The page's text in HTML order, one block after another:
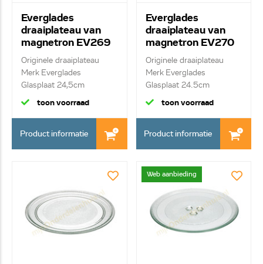
Everglades
draaiplateau van
magnetron EV269
Originele draaiplateau
Merk Everglades
Glasplaat 24,5cm
toon voorraad
Product informatie
Everglades
draaiplateau van
magnetron EV270
Originele draaiplateau
Merk Everglades
Glasplaat 24.5cm
toon voorraad
Product informatie
Web aanbieding